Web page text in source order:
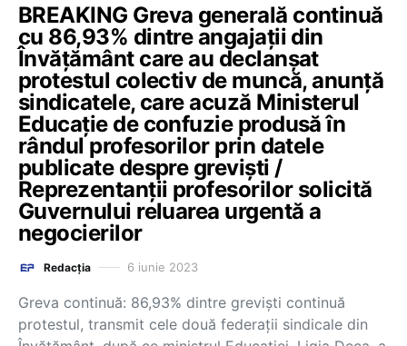
BREAKING Greva generală continuă
cu 86,93% dintre angajații din
Învățământ care au declanșat
protestul colectiv de muncă, anunță
sindicatele, care acuză Ministerul
Educație de confuzie produsă în
rândul profesorilor prin datele
publicate despre greviști /
Reprezentanții profesorilor solicită
Guvernului reluarea urgentă a
negocierilor
Redacția 6 iunie 2023
Greva continuă: 86,93% dintre greviști continuă
protestul, transmit cele două federații sindicale din